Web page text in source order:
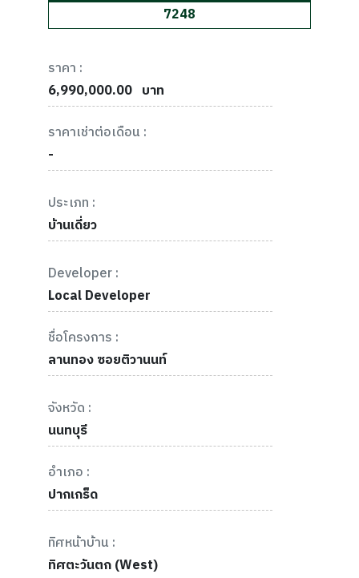
7248
ราคา :
6,990,000.00 บาท
ราคาเช่าต่อเดือน :
-
ประเภท :
บ้านเดี่ยว
Developer :
Local Developer
ชื่อโครงการ :
ลานทอง ซอยติวานนท์
จังหวัด :
นนทบุรี
อำเภอ :
ปากเกร็ด
ทิศหน้าบ้าน :
ทิศตะวันตก (West)